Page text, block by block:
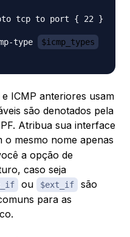
tcp to port { 22 }
type
$icmp_types
ICMP anteriores usam
são denotados pela
Atribua sua interface
o mesmo nome apenas
a opção de
caso seja
ou $ext_if
são
para as